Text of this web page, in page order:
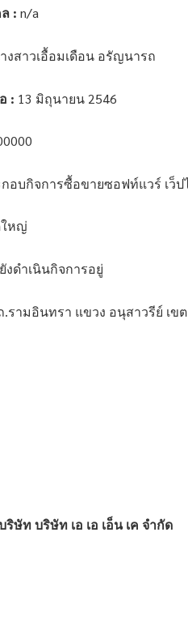
: n/a
งสาวเอื้อมเดือน อรัญนารถ
: 13 มิถุนายน 2546
อบกิจการซื้อขายซอฟท์แวร์ เว็
หญ่
ยังดำเนินกิจการอยู่
รามอินทรา แขวง อนุสาวรีย์ เข
ษัท บริษัท เอ เอ เอ็น เค จำกัด